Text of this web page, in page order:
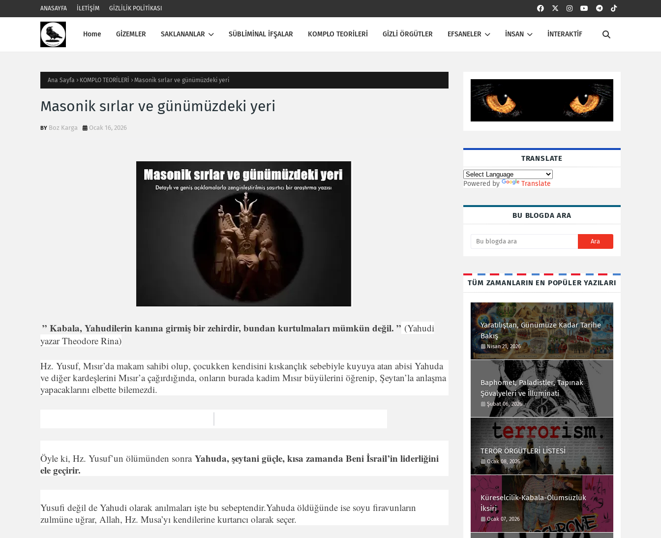
ANASAYFA İLETİŞİM GİZLİLİK POLİTİKASI
Home GİZEMLER SAKLANANLAR SÜBLİMİNAL İFŞALAR KOMPLO TEORİLERİ GİZLİ ÖRGÜTLER EFSANELER İNSAN İNTERAKTİF
Ana Sayfa KOMPLO TEORİLERİ Masonik sırlar ve günümüzdeki yeri
Masonik sırlar ve günümüzdeki yeri
Boz Karga Ocak 16, 2026
” Kabala, Yahudilerin kanına girmiş bir zehirdir, bundan kurtulmaları mümkün değil. ” (Yahudi
yazar Theodore Rina)
Hz. Yusuf, Mısır’da makam sahibi olup, çocukken kendisini kıskançlık sebebiyle kuyuya atan abisi Yahuda
ve diğer kardeşlerini Mısır’a çağırdığında, onların burada kadim Mısır büyülerini öğrenip, Şeytan’la anlaşma
yapacaklarını elbette bilemezdi.
Öyle ki, Hz. Yusuf’un ölümünden sonra Yahuda, şeytani güçle, kısa zamanda Beni İsrail’in liderliğini
ele geçirir.
Yusufi değil de Yahudi olarak anılmaları işte bu sebeptendir.Yahuda öldüğünde ise soyu firavunların
zulmüne uğrar, Allah, Hz. Musa’yı kendilerine kurtarıcı olarak seçer.
TRANSLATE
Powered by Translate
BU BLOGDA ARA
TÜM ZAMANLARIN EN POPÜLER YAZILARI
Yaratılıştan, Günümüze Kadar Tarihe
Bakış
Nisan 21, 2026
Baphomet, Paladistler, Tapınak
Şövalyeleri ve İlluminati
Şubat 06, 2026
TERÖR ÖRGÜTLERİ LİSTESİ
Ocak 08, 2026
Küreselcilik-Kabala-Ölümsüzlük
İksiri
Ocak 07, 2026